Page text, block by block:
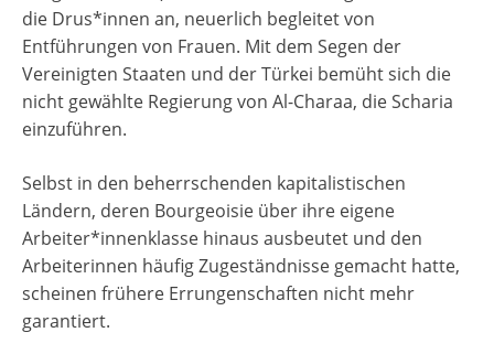
die Drus*innen an, neuerlich begleitet von
Entführungen von Frauen. Mit dem Segen der
Vereinigten Staaten und der Türkei bemüht sich die
nicht gewählte Regierung von Al-Charaa, die Scharia
einzuführen.
Selbst in den beherrschenden kapitalistischen
Ländern, deren Bourgeoisie über ihre eigene
Arbeiter*innenklasse hinaus ausbeutet und den
Arbeiterinnen häufig Zugeständnisse gemacht hatte,
scheinen frühere Errungenschaften nicht mehr
garantiert.